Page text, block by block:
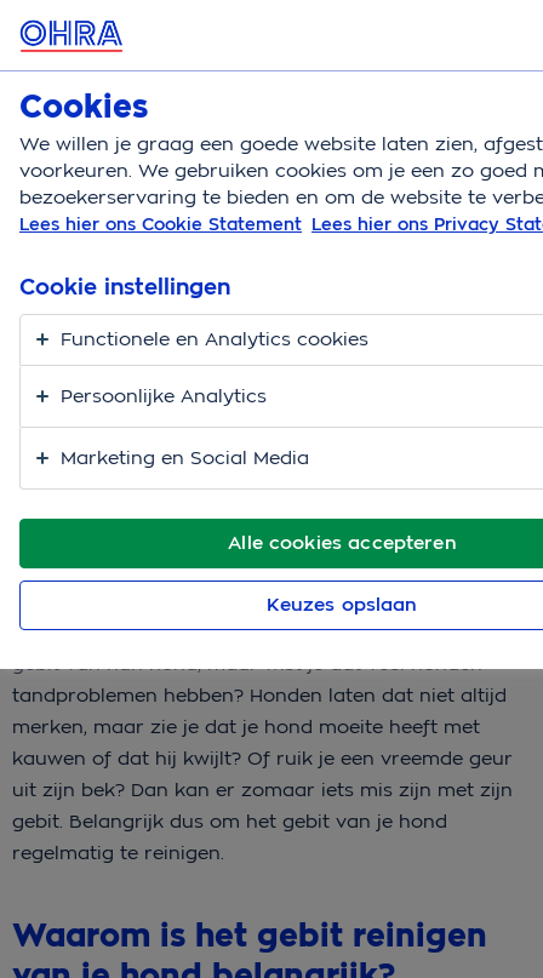
MENU
Hondenverzekering
Hondenverzekering Vergoedingen
Gebitsreiniging bij je
hond
Veel mensen denken niet aan het reinigen van het
gebit van hun hond, maar wist je dat veel honden
tandproblemen hebben? Honden laten dat niet altijd
merken, maar zie je dat je hond moeite heeft met
kauwen of dat hij kwijlt? Of ruik je een vreemde geur
uit zijn bek? Dan kan er zomaar iets mis zijn met zijn
gebit. Belangrijk dus om het gebit van je hond
regelmatig te reinigen.
Waarom is het gebit reinigen
Cookies
We willen je graag een goede website laten zien,
voorkeuren. We gebruiken cookies om je een zo goed
bezoekerservaring te bieden en om de website te
Lees hier ons Cookie Statement Lees hier ons Privacy
Alle cookies accepteren
Cookie instellingen
Functionele en Analytics cookies
Persoonlijke Analytics
Marketing en Social Media
Keuzes opslaan